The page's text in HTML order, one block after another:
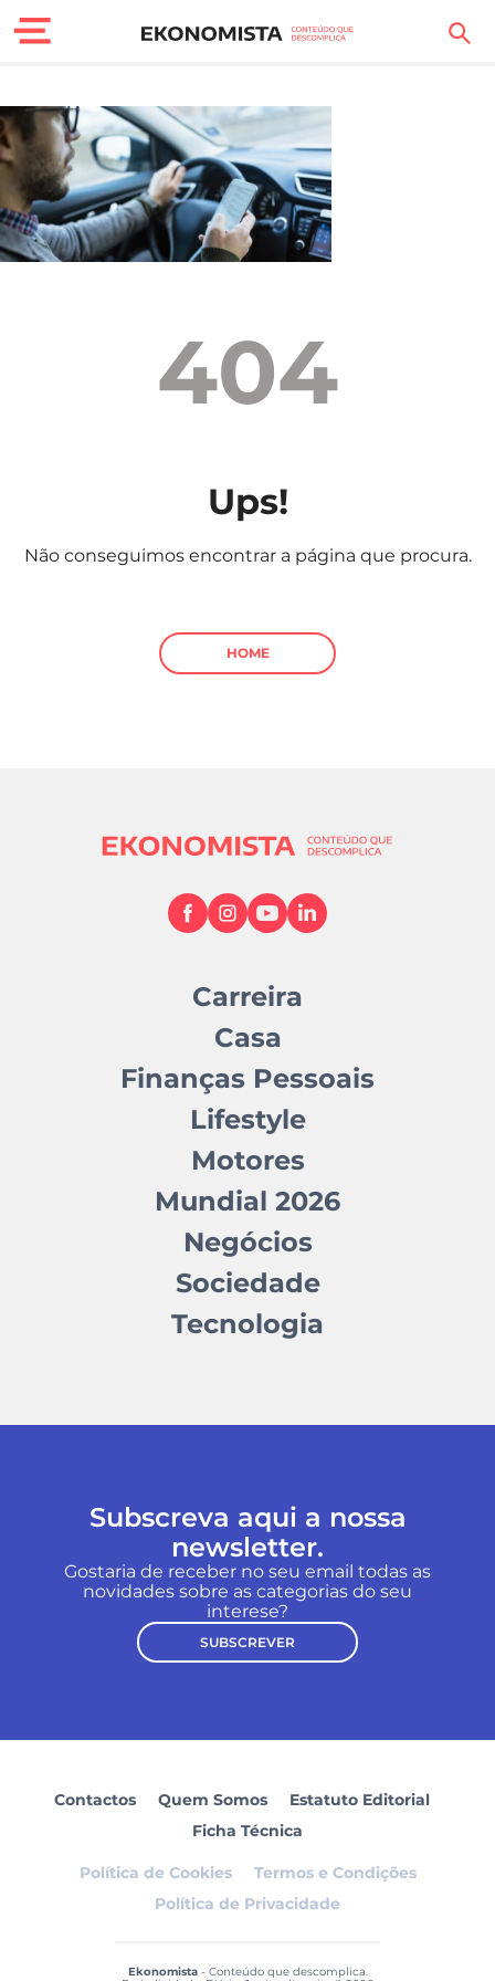
Finanças Pessoais
Motores
Carreira
Casa
Sociedade
Mundial 2026
404
Ups!
Não conseguimos encontrar a página que procura.
HOME
Carreira
Casa
Finanças Pessoais
Lifestyle
Motores
Mundial 2026
Negócios
Sociedade
Tecnologia
Subscreva aqui a nossa
newsletter.
Gostaria de receber no seu email todas as
novidades sobre as categorias do seu
interese?
SUBSCREVER
Contactos Quem Somos
Estatuto Editorial
Ficha Técnica
Política de Cookies
Termos e Condições
Política de Privacidade
Ekonomista- Conteúdo que descomplica.